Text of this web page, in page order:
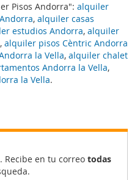
Pisos Andorra": alquiler
, alquiler casas
estudios Andorra, alquiler
, alquiler pisos Cèntric Andorra
la Vella, alquiler chalet
Andorra la Vella,
la Vella.
Recibe en tu correo todas